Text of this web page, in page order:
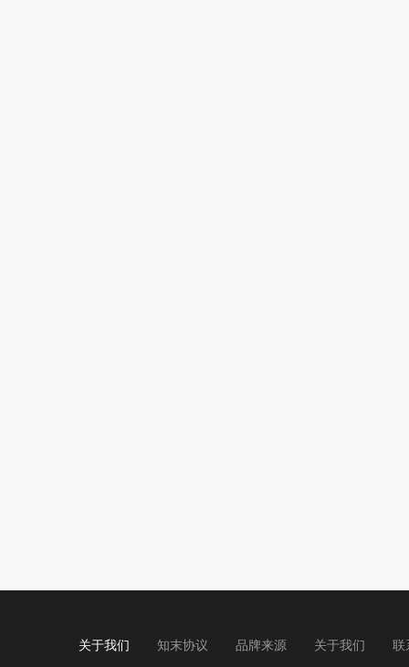
关于我们 知末协议 品牌来源 关于我们 联